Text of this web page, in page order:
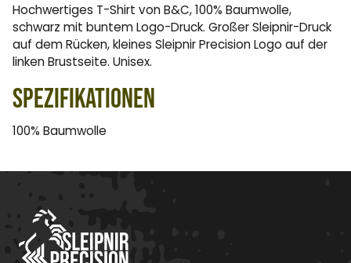
Hochwertiges T-Shirt von B&C, 100% Baumwolle,
schwarz mit buntem Logo-Druck. Großer Sleipnir-Druck
auf dem Rücken, kleines Sleipnir Precision Logo auf der
linken Brustseite. Unisex.
Spezifikationen
100% Baumwolle